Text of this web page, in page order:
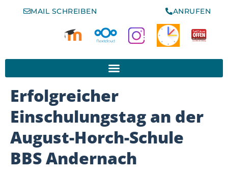
MAIL SCHREIBEN ANRUFEN
www.schule-der-vielfalt.org
Erfolgreicher
Einschulungstag an der
August-Horch-Schule
BBS Andernach